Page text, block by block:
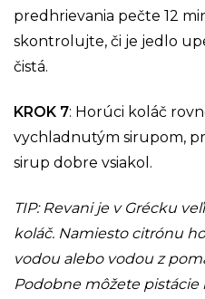
predhrievania pečte 12
skontrolujte, či je jedlo
čistá.
KROK 7: Horúci koláč
vychladnutým sirupom,
sirup dobre vsiakol.
TIP: Revani je v Grécku
koláč. Namiesto citrónu
vodou alebo vodou z
Podobne môžete